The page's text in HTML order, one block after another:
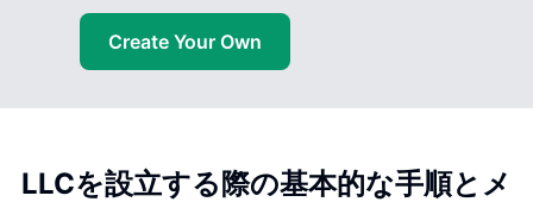
Create Your Own
LLCを設立する際の基本的な手順とメ